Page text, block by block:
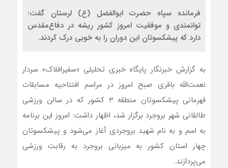
فرمانده سپاه حضرت ابوالفضل (ع) لرستان گفت:
توانمندی و موفقیت امروز کشور ریشه در دفاع‌مقدس
دارد که پیشکسوتان این دوران را به خوبی درک کردند.
به گزارش خبرنگار پایگاه خبری تحلیلی «سفیرافلاک» سردار
نعمت‌الله باقری صبح امروز در مراسم افتتاحیه مسابقات
قهرمانی پیشکسوتان منطقه ۳ کشور که در سالن ورزشی
طالقانی شهر بروجرد برگزار شد، اظهار داشت: امروز این برنامه
به اسم و به نام شهید بروجردی آغاز می‌شود و پیشکسوتان
چهار استان کشور به میزبانی بروجرد به رقابت ورزشی
می‌پردازند.